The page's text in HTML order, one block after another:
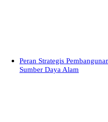
Peran Strategis
Sumber Daya Alam